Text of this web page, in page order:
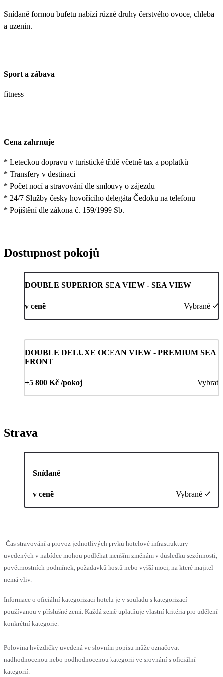
Snídaně formou bufetu nabízí různé druhy čerstvého ovoce, chleba
a uzenin.
Sport a zábava
fitness
Cena zahrnuje
* Leteckou dopravu v turistické třídě včetně tax a poplatků
* Transfery v destinaci
* Počet nocí a stravování dle smlouvy o zájezdu
* 24/7 Služby česky hovořícího delegáta Čedoku na telefonu
* Pojištění dle zákona č. 159/1999 Sb.
Dostupnost pokojů
DOUBLE SUPERIOR SEA VIEW - SEA VIEW
v ceně Vybrané
DOUBLE DELUXE OCEAN VIEW - PREMIUM SEA
FRONT
+5 800 Kč /pokoj Vybrat
Strava
Snídaně
v ceně Vybrané
Čas stravování a provoz jednotlivých prvků hotelové infrastruktury
uvedených v nabídce mohou podléhat menším změnám v důsledku sezónnosti,
povětrnostních podmínek, požadavků hostů nebo vyšší moci, na které majitel
nemá vliv.
Informace o oficiální kategorizaci hotelu je v souladu s kategorizací
používanou v příslušné zemi. Každá země uplatňuje vlastní kritéria pro udělení
konkrétní kategorie.
Polovina hvězdičky uvedená ve slovním popisu může označovat
nadhodnocenou nebo podhodnocenou kategorii ve srovnání s oficiální
kategorií.